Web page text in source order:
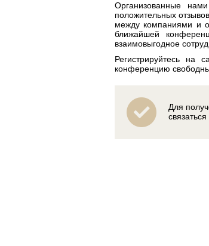
Организованные
положительных
между компаниями и
ближайшей
взаимовыгодное
Регистрируйтесь на
конференцию
Для